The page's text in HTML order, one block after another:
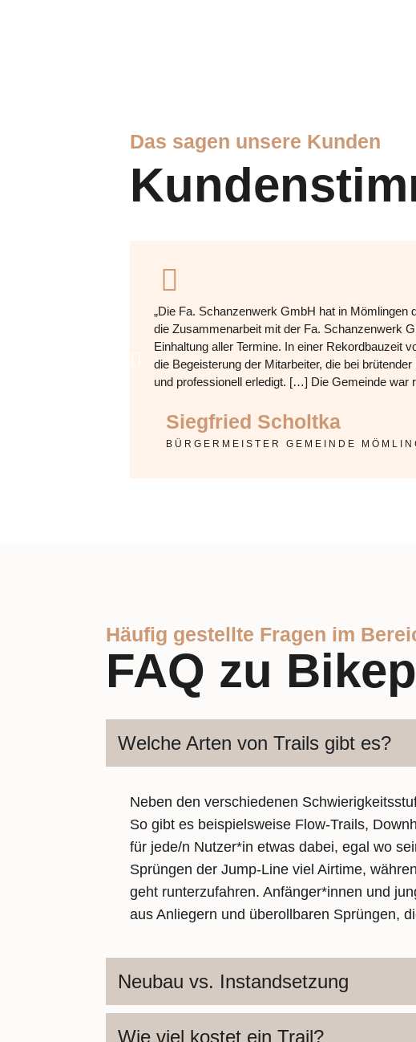
Das sagen unsere Kunden
„Die Fa. Schanzenwerk GmbH hat in
die Zusammenarbeit mit der Fa. Schanzenwerk
Einhaltung aller Termine. In einer Rekordbauzeit
die Begeisterung der Mitarbeiter, die bei
und professionell erledigt. […] Die Gemeinde war
Siegfried Scholtka
BÜRGERMEISTER GEMEINDE
Häufig gestellte Fragen im
FAQ zu
Welche Arten von Trails gibt es?
Neben den verschiedenen
So gibt es beispielsweise Flow-Trails,
für jede/n Nutzer*in etwas dabei, egal wo
Sprüngen der Jump-Line viel Airtime,
geht runterzufahren. Anfänger*innen und
aus Anliegern und überollbaren Sprüngen,
Neubau vs. Instandsetzung
Wie viel kostet ein Trail?